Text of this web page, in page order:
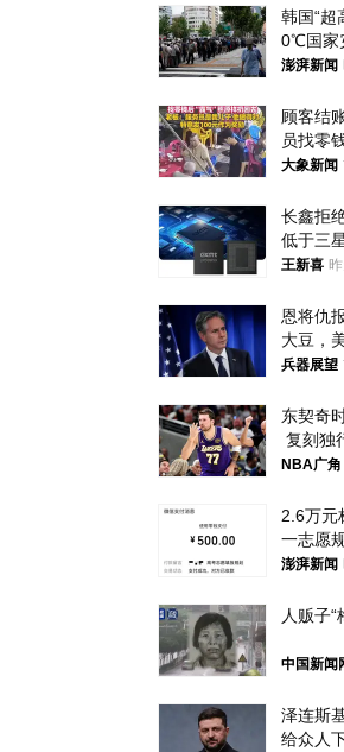
韩国“超
0℃国家
名首尔
澎湃新闻
顾客结
员找零
回去
大象新闻
长鑫拒
低于三
失去了
王新喜
恩将仇
大豆，
林肯措
兵器展望
东契奇
复刻独
者？
NBA广角
2.6万元
一志愿
费致考
澎湃新闻
人贩子
中国新闻
泽连斯
给众人